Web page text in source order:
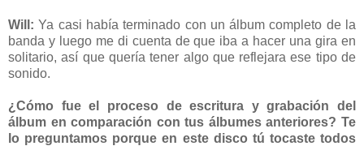
Will:Ya casi había terminado con un álbum completo de la
banda y luego me di cuenta de que iba a hacer una gira en
solitario, así que quería tener algo que reflejara ese tipo de
sonido.
¿Cómo fue el proceso de escritura y grabación del
álbum en comparación con tus álbumes anteriores? Te
lo preguntamos porque en este disco tú tocaste todos